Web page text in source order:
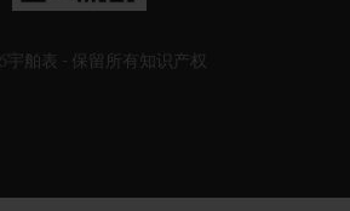
宇舶表 - 保留所有知识产权